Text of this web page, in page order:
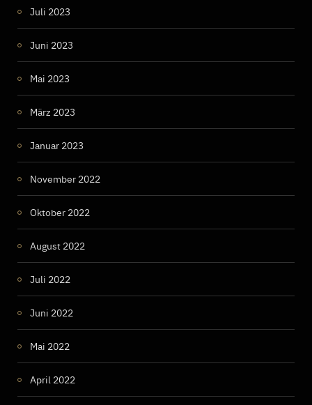
Juli 2023
Juni 2023
Mai 2023
März 2023
Januar 2023
November 2022
Oktober 2022
August 2022
Juli 2022
Juni 2022
Mai 2022
April 2022